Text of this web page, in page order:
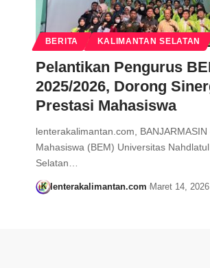
BERITA KALIMANTAN SELATAN
Pelantikan Pengurus
2025/2026, Dorong
Prestasi Mahasiswa
lenterakalimantan.com,
Mahasiswa (BEM) Universitas
Selatan…
lenterakalimantan.com Maret 14, 2026